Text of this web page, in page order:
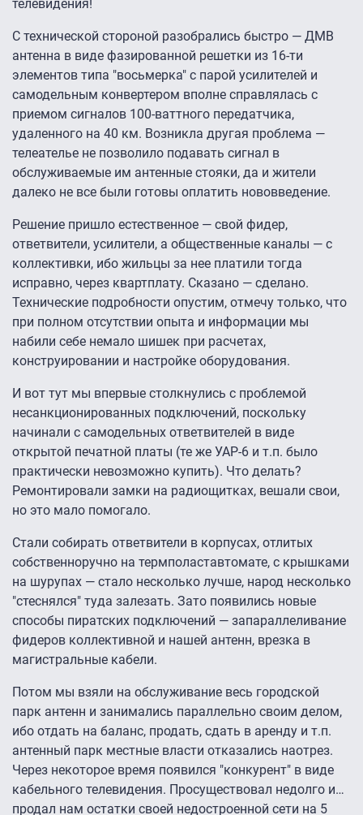
телевидения!
С технической стороной разобрались быстро — ДМВ
антенна в виде фазированной решетки из 16-ти
элементов типа "восьмерка" с парой усилителей и
самодельным конвертером вполне справлялась с
приемом сигналов 100-ваттного передатчика,
удаленного на 40 км. Возникла другая проблема —
телеателье не позволило подавать сигнал в
обслуживаемые им антенные стояки, да и жители
далеко не все были готовы оплатить нововведение.
Решение пришло естественное — свой фидер,
ответвители, усилители, а общественные каналы — с
коллективки, ибо жильцы за нее платили тогда
исправно, через квартплату. Сказано — сделано.
Технические подробности опустим, отмечу только, что
при полном отсутствии опыта и информации мы
набили себе немало шишек при расчетах,
конструировании и настройке оборудования.
И вот тут мы впервые столкнулись с проблемой
несанкционированных подключений, поскольку
начинали с самодельных ответвителей в виде
открытой печатной платы (те же УАР-6 и т.п. было
практически невозможно купить). Что делать?
Ремонтировали замки на радиощитках, вешали свои,
но это мало помогало.
Стали собирать ответвители в корпусах, отлитых
собственноручно на термполаставтомате, с крышками
на шурупах — стало несколько лучше, народ несколько
"стеснялся" туда залезать. Зато появились новые
способы пиратских подключений — запараллеливание
фидеров коллективной и нашей антенн, врезка в
магистральные кабели.
Потом мы взяли на обслуживание весь городской
парк антенн и занимались параллельно своим делом,
ибо отдать на баланс, продать, сдать в аренду и т.п.
антенный парк местные власти отказались наотрез.
Через некоторое время появился "конкурент" в виде
кабельного телевидения. Просуществовал недолго и…
продал нам остатки своей недостроенной сети на 5